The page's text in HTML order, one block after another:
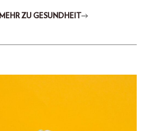
MEHR ZU GESUNDHEIT